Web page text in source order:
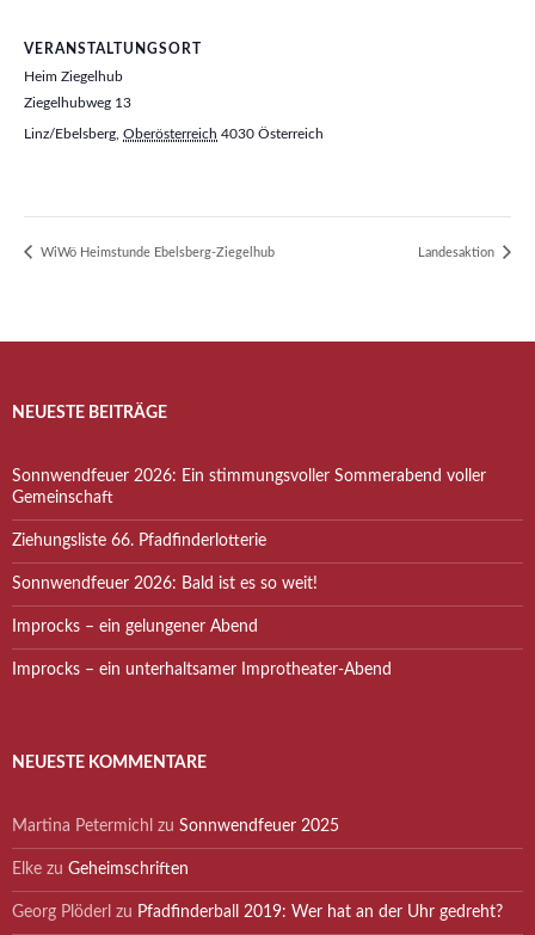
VERANSTALTUNGSORT
Heim Ziegelhub
Ziegelhubweg 13
Linz/Ebelsberg Oberösterreich 4030 Österreich
WiWö Heimstunde Ebelsberg-Ziegelhub Landesaktion
NEUESTE BEITRÄGE
Sonnwendfeuer 2026: Ein stimmungsvoller Sommerabend voller
Gemeinschaft
Ziehungsliste 66. Pfadfinderlotterie
Sonnwendfeuer 2026: Bald ist es so weit!
Improcks – ein gelungener Abend
Improcks – ein unterhaltsamer Improtheater-Abend
NEUESTE KOMMENTARE
Martina Petermichl zu Sonnwendfeuer 2025
Elke zu Geheimschriften
Georg Plöderl zu Pfadfinderball 2019: Wer hat an der Uhr gedreht?